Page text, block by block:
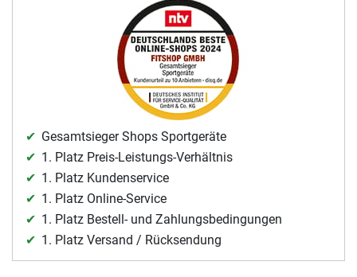
Gesamtsieger Shops Sportgeräte
1. Platz Preis-Leistungs-Verhältnis
1. Platz Kundenservice
1. Platz Online-Service
1. Platz Bestell- und Zahlungsbedingungen
1. Platz Versand / Rücksendung